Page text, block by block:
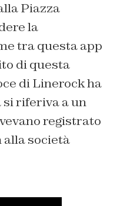
Piazza
la
tra questa app
di questa
di Linerock ha
riferiva a un
registrato
alla società